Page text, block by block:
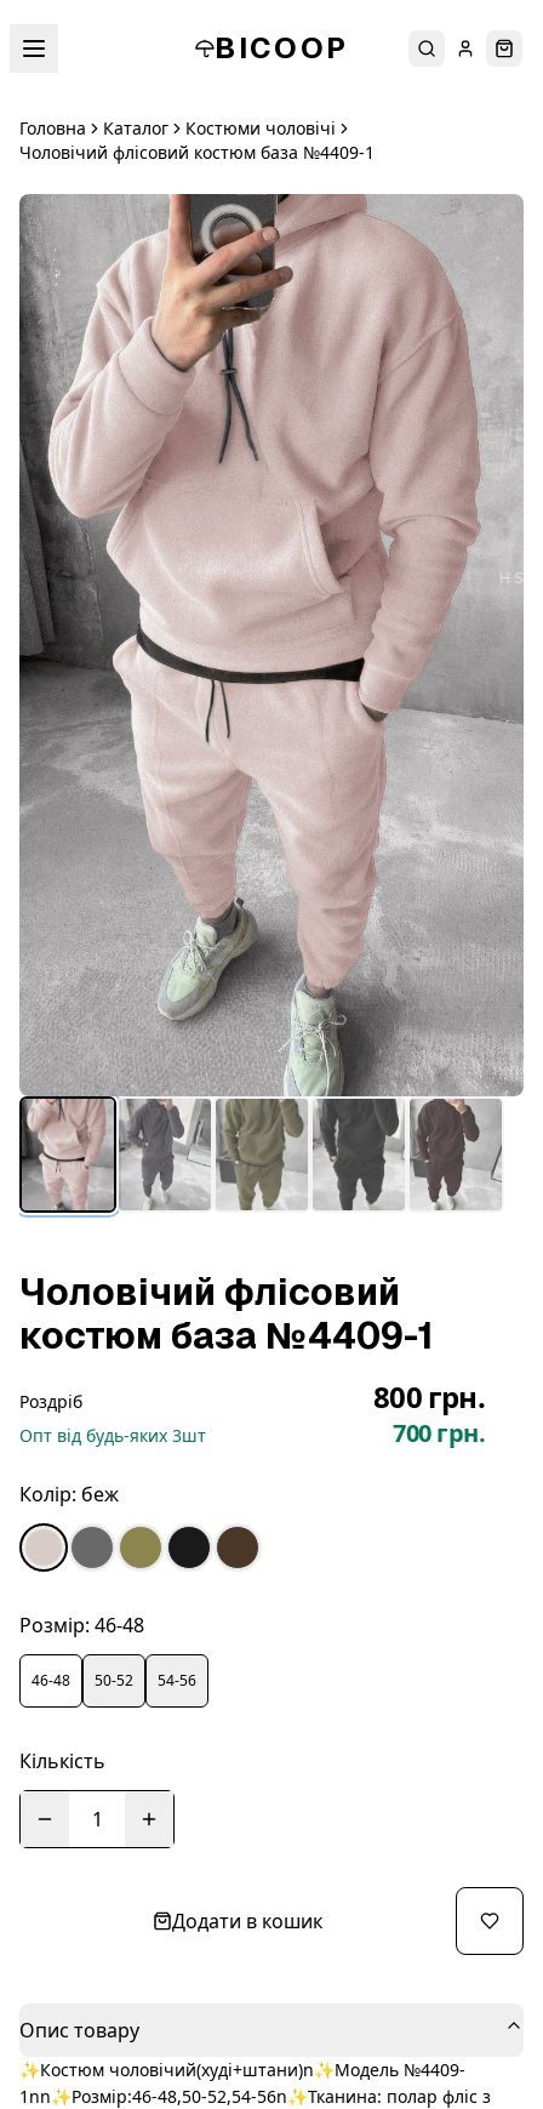
BICOOP ПошукУвійти
Головна Каталог
Костюми чоловічі
Чоловічий флісовий костюм база №4409-1
Чоловічий флісовий
костюм база №4409-1
Роздріб 800 грн.
Опт від будь-яких 3шт 700 грн.
Колір: беж
Розмір: 46-48
46-48 50-52 54-56
Кількість
1
Додати в кошик
Опис товару
✨Костюм чоловічий(худі+штани)n✨Модель №4409-
1nn✨Розмір:46-48,50-52,54-56n✨Тканина: полар фліс з